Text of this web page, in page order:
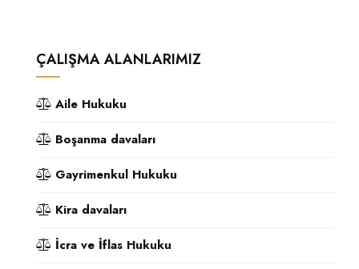
ÇALIŞMA ALANLARIMIZ
Aile Hukuku
Boşanma davaları
Gayrimenkul Hukuku
Kira davaları
İcra ve İflas Hukuku